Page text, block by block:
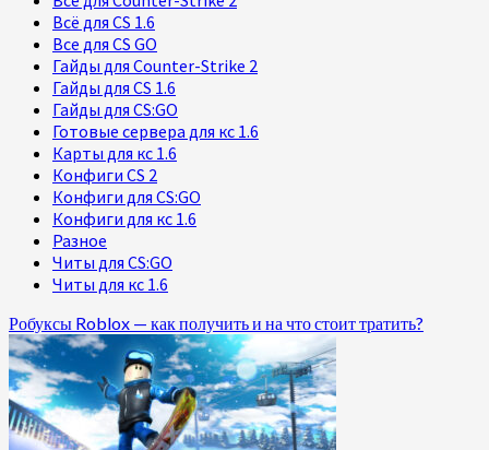
Всё для CS 1.6
Все для CS GO
Гайды для Counter-Strike 2
Гайды для CS 1.6
Гайды для CS:GO
Готовые сервера для кс 1.6
Карты для кс 1.6
Конфиги CS 2
Конфиги для CS:GO
Конфиги для кс 1.6
Разное
Читы для CS:GO
Читы для кс 1.6
Робуксы Roblox — как получить и на что стоит тратить?